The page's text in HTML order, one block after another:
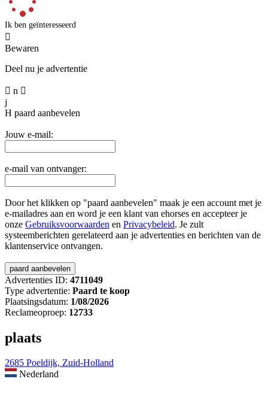
Ik ben geïnteresseerd

Bewaren
Deel nu je advertentie
 n 
j
H paard aanbevelen
Jouw e-mail:
e-mail van ontvanger:
Door het klikken op "paard aanbevelen" maak je een account met je
e-mailadres aan en word je een klant van ehorses en accepteer je
onze Gebruiksvoorwaarden en Privacybeleid. Je zult
systeemberichten gerelateerd aan je advertenties en berichten van de
klantenservice ontvangen.
Advertenties ID: 4711049
Type advertentie: Paard te koop
Plaatsingsdatum: 1/08/2026
Reclameoproep: 12733
plaats
2685 Poeldijk, Zuid-Holland
Nederland